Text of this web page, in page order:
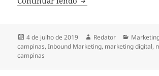
Publicado
em
4 de julho de 2019 Autor
Redator
campinas,Inbound Marketing, marketing digital,
campinas